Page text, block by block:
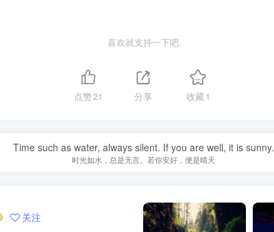
喜欢就支持一下吧
点赞21 分享 收藏1
Time such as water, always silent. If you are well, it is sunny.
时光如水，总是无言。若你安好，便是晴天
关注